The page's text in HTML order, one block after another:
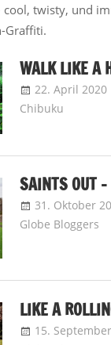
cool, twisty, und
Graffiti.
WALK LIKE A
22. April 2020
Chibuku
SAINTS OUT
31. Oktober
Globe Bloggers
LIKE A
15.